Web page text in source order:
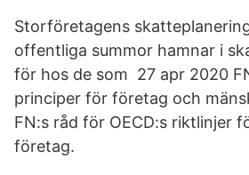
Storföretagens
offentliga summor hamnar i
för hos de som 27 apr 2020
principer för företag och
FN:s råd för OECD:s riktlinjer
företag.